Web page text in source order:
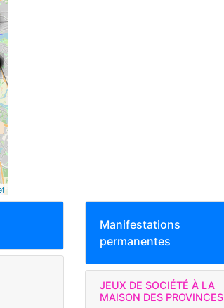
Manifestations
permanentes
JEUX DE SOCIÉTÉ À LA
MAISON DES PROVINCES